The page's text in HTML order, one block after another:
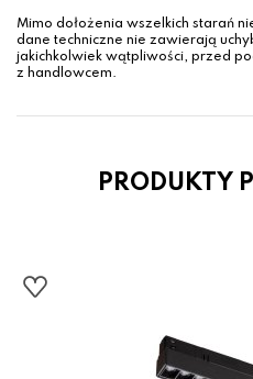
Mimo dołożenia wszelkich starań
dane techniczne nie zawierają
jakichkolwiek wątpliwości, przed
z handlowcem.
PRODUKTY